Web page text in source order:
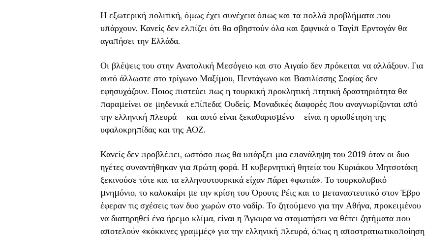
Η εξωτερική πολιτική, όμως έχει συνέχεια όπως και τα πολλά προβλήματα που
υπάρχουν. Κανείς δεν ελπίζει ότι θα σβηστούν όλα και ξαφνικά ο Ταγίπ Ερντογάν θα
αγαπήσει την Ελλάδα.
Οι βλέψεις του στην Ανατολική Μεσόγειο και στο Αιγαίο δεν πρόκειται να αλλάξουν. Για
αυτό άλλωστε στο τρίγωνο Μαξίμου, Πεντάγωνο και Βασιλίσσης Σοφίας δεν
εφησυχάζουν. Ποιος πιστεύει πως η τουρκική προκλητική πτητική δραστηριότητα θα
παραμείνει σε μηδενικά επίπεδα; Ουδείς. Μοναδικές διαφορές που αναγνωρίζονται από
την ελληνική πλευρά – και αυτό είναι ξεκαθαρισμένο – είναι η οριοθέτηση της
υφαλοκρηπίδας και της ΑΟΖ.
Κανείς δεν προβλέπει, ωστόσο πως θα υπάρξει μια επανάληψη του 2019 όταν οι δυο
ηγέτες συναντήθηκαν για πρώτη φορά. Η κυβερνητική θητεία του Κυριάκου Μητσοτάκη
ξεκινούσε τότε και τα ελληνουτουρκικά είχαν πάρει «φωτιά». Το τουρκολυβικό
μνημόνιο, το καλοκαίρι με την κρίση του Όρουτς Ρέις και το μεταναστευτικό στον Έβρο
έφεραν τις σχέσεις των δυο χωρών στο ναδίρ. Το ζητούμενο για την Αθήνα, προκειμένου
να διατηρηθεί ένα ήρεμο κλίμα, είναι η Άγκυρα να σταματήσει να θέτει ζητήματα που
αποτελούν «κόκκινες γραμμές» για την ελληνική πλευρά, όπως η αποστρατιωτικοποίηση